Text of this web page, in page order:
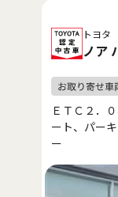
トヨタ
ノア
ＥＴＣ２．
ート、パー
ー